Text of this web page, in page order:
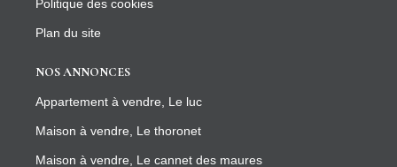
Politique des cookies
Plan du site
NOS ANNONCES
Appartement à vendre, Le luc
Maison à vendre, Le thoronet
Maison à vendre, Le cannet des maures